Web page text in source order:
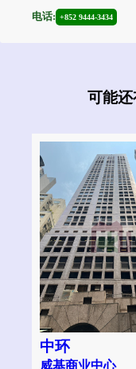
电话: +852 9444-3434
可能
中环
威基商业中心